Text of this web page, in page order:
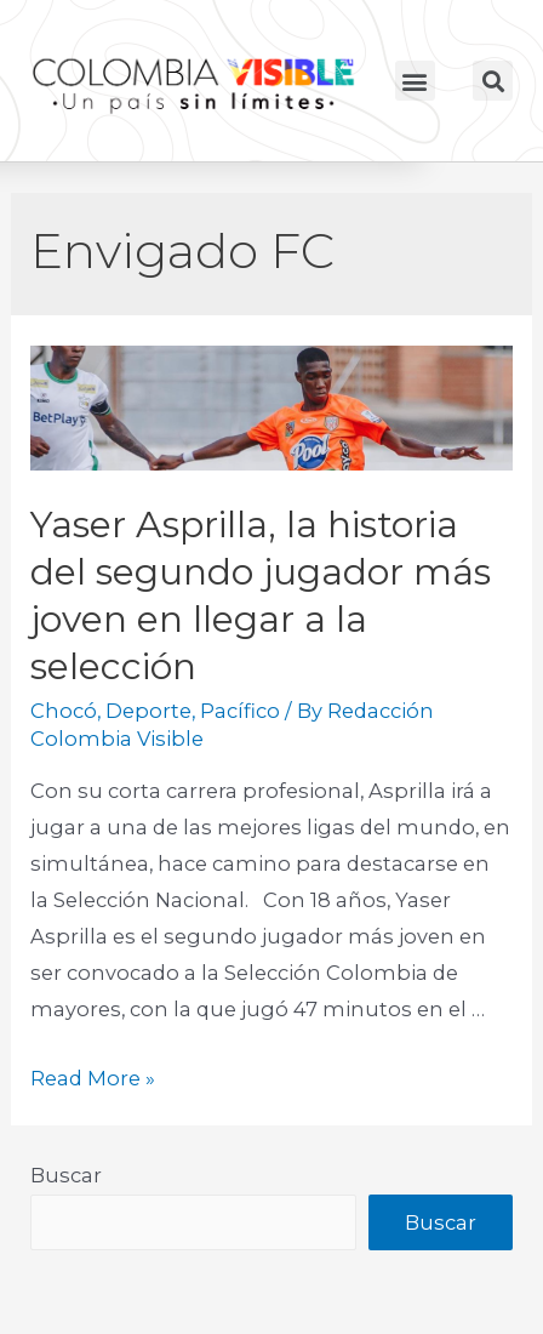
Envigado FC
Yaser Asprilla, la historia
del segundo jugador más
joven en llegar a la
selección
Chocó, Deporte, Pacífico / By Redacción
Colombia Visible
Con su corta carrera profesional, Asprilla irá a
jugar a una de las mejores ligas del mundo, en
simultánea, hace camino para destacarse en
la Selección Nacional. Con 18 años, Yaser
Asprilla es el segundo jugador más joven en
ser convocado a la Selección Colombia de
mayores, con la que jugó 47 minutos en el …
Read More »
Buscar
Buscar